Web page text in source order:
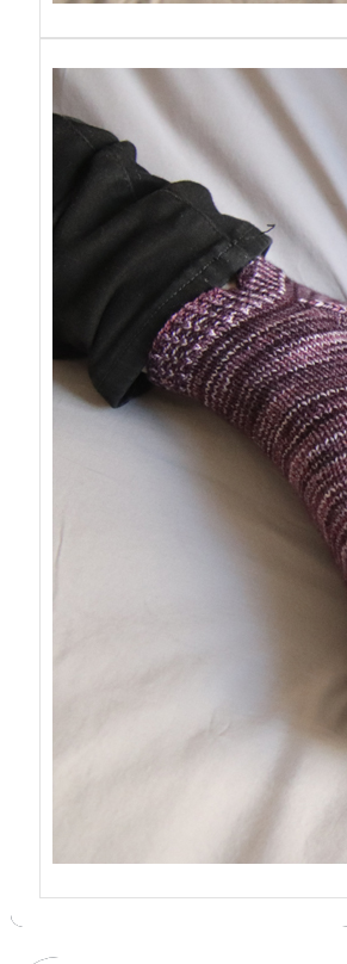
{Tricot} Le défi 2026 :
Je tricote mes
socquettes
C’est la 4ème année
consécutive que
j’organise un défi de…